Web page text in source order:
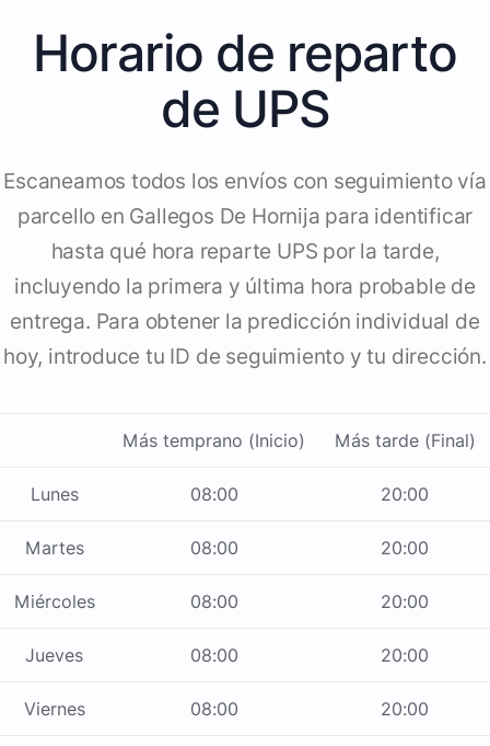
Horario de reparto
de UPS
Escaneamos todos los envíos con seguimiento vía
parcello en Gallegos De Hornija para identificar
hasta qué hora reparte UPS por la tarde,
incluyendo la primera y última hora probable de
entrega. Para obtener la predicción individual de
hoy, introduce tu ID de seguimiento y tu dirección.
Más temprano (Inicio) Más tarde (Final)
Lunes 08:00 20:00
Martes 08:00 20:00
Miércoles 08:00 20:00
Jueves 08:00 20:00
Viernes 08:00 20:00